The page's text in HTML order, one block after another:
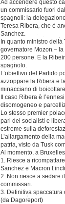
Ad accendere questo
un commissario fuori
spagnoli: la
Teresa Ribera, che è
Sanchez.
In quanto ministro
governatore Mozon –
200 persone. E la
spagnolo.
L’obiettivo del Partido
azzoppare la Ribera e
minacciano di
Il caso Ribera è
disomogeneo e
Lo stesso premier
pari dei socialisti e
estreme sulla
L’allargamento della
patria, visto da Tusk
Al momento, a
1. Riesce a
Sanchez e Macron
2. Non riesce a sedare
commissari.
3. Definitiva
(da Dagoreport)